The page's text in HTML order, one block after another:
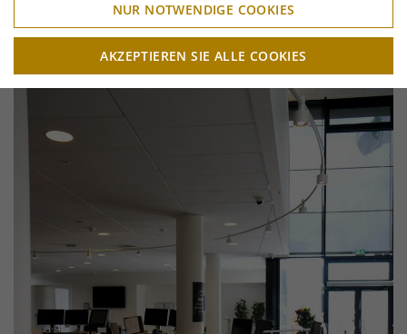
NUR NOTWENDIGE COOKIES
AKZEPTIEREN SIE ALLE COOKIES